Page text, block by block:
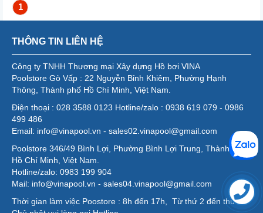
1
THÔNG TIN LIÊN HỆ
Công ty TNHH Thương mại Xây dựng Hồ bơi VINA
Poolstore Gò Vấp : 22 Nguyễn Bỉnh Khiêm, Phường Hạnh
Thông, Thành phố Hồ Chí Minh, Việt Nam.
Điện thoại : 028 3588 0123 Hotline/zalo : 0938 619 079 - 0986
499 486
Email: info@vinapool.vn - sales02.vinapool@gmail.com
Poolstore 346/49 Bình Lợi, Phường Bình Lợi Trung, Thành phố
Hồ Chí Minh, Việt Nam.
Hotline/zalo: 0983 199 904
Mail: info@vinapool.vn - sales04.vinapool@gmail.com
Thời gian làm việc Poostore : 8h đến 17h, Từ thứ 2 đến thứ 7,